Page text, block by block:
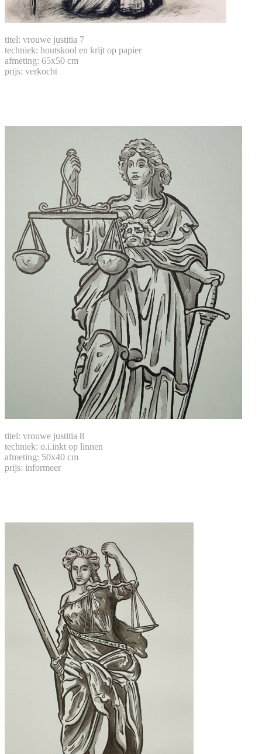
titel: vrouwe justitia 7
techniek: houtskool en krijt op papier
afmeting: 65x50 cm
prijs: verkocht
titel: vrouwe justitia 8
techniek: o.i.inkt op linnen
afmeting: 50x40 cm
prijs: informeer